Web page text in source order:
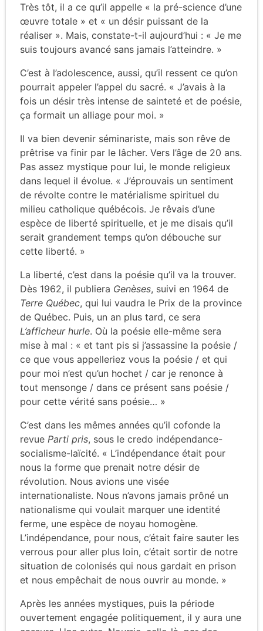
Très tôt, il a ce qu’il appelle « la pré-science d’une
œuvre totale » et « un désir puissant de la
réaliser ». Mais, constate-t-il aujourd’hui : « Je me
suis toujours avancé sans jamais l’atteindre. »
C’est à l’adolescence, aussi, qu’il ressent ce qu’on
pourrait appeler l’appel du sacré. « J’avais à la
fois un désir très intense de sainteté et de poésie,
ça formait un alliage pour moi. »
Il va bien devenir séminariste, mais son rêve de
prêtrise va finir par le lâcher. Vers l’âge de 20 ans.
Pas assez mystique pour lui, le monde religieux
dans lequel il évolue. « J’éprouvais un sentiment
de révolte contre le matérialisme spirituel du
milieu catholique québécois. Je rêvais d’une
espèce de liberté spirituelle, et je me disais qu’il
serait grandement temps qu’on débouche sur
cette liberté. »
La liberté, c’est dans la poésie qu’il va la trouver.
Dès 1962, il publiera Genèses, suivi en 1964 de
Terre Québec, qui lui vaudra le Prix de la province
de Québec. Puis, un an plus tard, ce sera
L’afficheur hurle. Où la poésie elle-même sera
mise à mal : « et tant pis si j’assassine la poésie /
ce que vous appelleriez vous la poésie / et qui
pour moi n’est qu’un hochet / car je renonce à
tout mensonge / dans ce présent sans poésie /
pour cette vérité sans poésie… »
C’est dans les mêmes années qu’il cofonde la
revue Parti pris, sous le credo indépendance-
socialisme-laïcité. « L’indépendance était pour
nous la forme que prenait notre désir de
révolution. Nous avions une visée
internationaliste. Nous n’avons jamais prôné un
nationalisme qui voulait marquer une identité
ferme, une espèce de noyau homogène.
L’indépendance, pour nous, c’était faire sauter les
verrous pour aller plus loin, c’était sortir de notre
situation de colonisés qui nous gardait en prison
et nous empêchait de nous ouvrir au monde. »
Après les années mystiques, puis la période
ouvertement engagée politiquement, il y aura une